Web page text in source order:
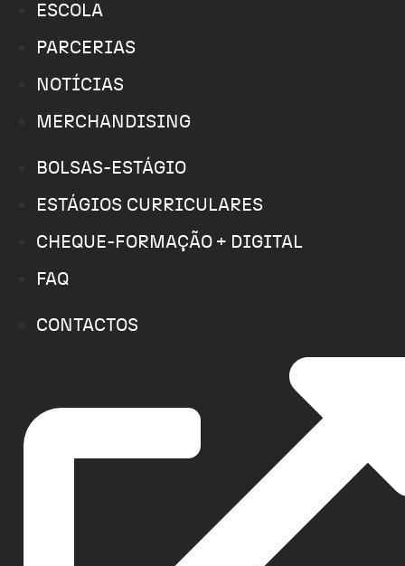
ESCOLA
PARCERIAS
NOTÍCIAS
MERCHANDISING
BOLSAS-ESTÁGIO
ESTÁGIOS CURRICULARES
CHEQUE-FORMAÇÃO + DIGITAL
FAQ
CONTACTOS